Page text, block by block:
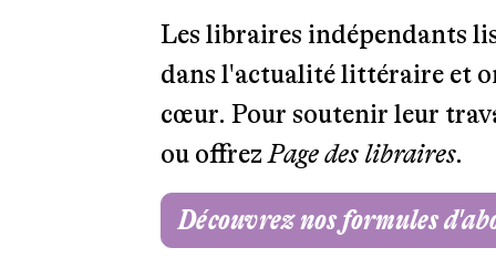
Les libraires indépendants
dans l'actualité littéraire et
cœur. Pour soutenir leur
ou offrezPage des libraires.
Découvrez nos formules